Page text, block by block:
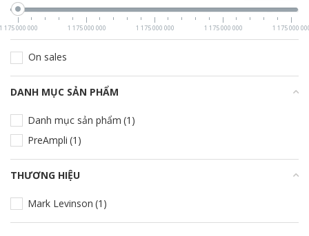
1 175 000 000 1 175 000 000 1 175 000 000 1 175 000 000 1 175 000
On sales
DANH MỤC SẢN PHẨM
Danh mục sản phẩm (1)
PreAmpli (1)
THƯƠNG HIỆU
Mark Levinson (1)